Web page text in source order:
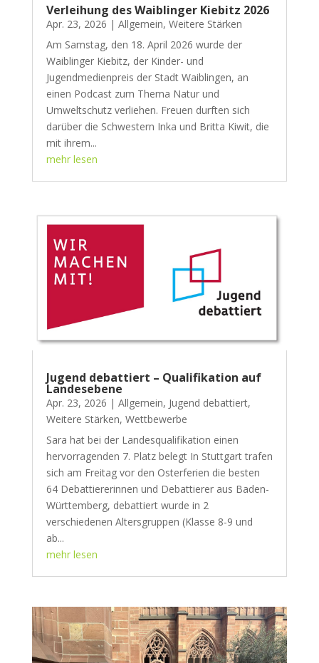
Verleihung des Waiblinger Kiebitz 2026
Apr. 23, 2026 | Allgemein, Weitere Stärken
Am Samstag, den 18. April 2026 wurde der
Waiblinger Kiebitz, der Kinder- und
Jugendmedienpreis der Stadt Waiblingen, an
einen Podcast zum Thema Natur und
Umweltschutz verliehen. Freuen durften sich
darüber die Schwestern Inka und Britta Kiwit, die
mit ihrem...
mehr lesen
Jugend debattiert – Qualifikation auf
Landesebene
Apr. 23, 2026 | Allgemein, Jugend debattiert,
Weitere Stärken, Wettbewerbe
Sara hat bei der Landesqualifikation einen
hervorragenden 7. Platz belegt In Stuttgart trafen
sich am Freitag vor den Osterferien die besten
64 Debattiererinnen und Debattierer aus Baden-
Württemberg, debattiert wurde in 2
verschiedenen Altersgruppen (Klasse 8-9 und
ab...
mehr lesen